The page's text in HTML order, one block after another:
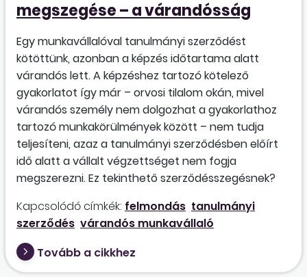
megszegése – a várandósság
Egy munkavállalóval tanulmányi szerződést
kötöttünk, azonban a képzés időtartama alatt
várandós lett. A képzéshez tartozó kötelező
gyakorlatot így már – orvosi tilalom okán, mivel
várandós személy nem dolgozhat a gyakorlathoz
tartozó munkakörülmények között – nem tudja
teljesíteni, azaz a tanulmányi szerződésben előírt
idő alatt a vállalt végzettséget nem fogja
megszerezni. Ez tekinthető szerződésszegésnek?
Kapcsolódó címkék: felmondás tanulmányi
szerződés várandós munkavállaló
Tovább a cikkhez